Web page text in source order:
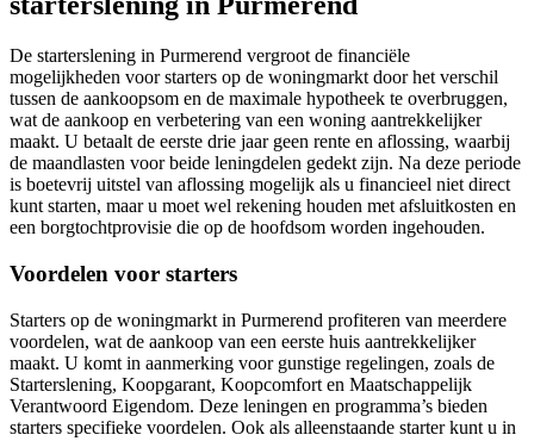
De starterslening in Purmerend vergroot de financiële
mogelijkheden voor starters op de woningmarkt door het verschil
tussen de aankoopsom en de maximale hypotheek te overbruggen,
wat de aankoop en verbetering van een woning aantrekkelijker
maakt. U betaalt de eerste drie jaar geen rente en aflossing, waarbij
de maandlasten voor beide leningdelen gedekt zijn. Na deze periode
is boetevrij uitstel van aflossing mogelijk als u financieel niet direct
kunt starten, maar u moet wel rekening houden met afsluitkosten en
een borgtochtprovisie die op de hoofdsom worden ingehouden.
Voordelen voor starters
Starters op de woningmarkt in Purmerend profiteren van meerdere
voordelen, wat de aankoop van een eerste huis aantrekkelijker
maakt. U komt in aanmerking voor gunstige regelingen, zoals de
Starterslening, Koopgarant, Koopcomfort en Maatschappelijk
Verantwoord Eigendom. Deze leningen en programma’s bieden
starters specifieke voordelen. Ook als alleenstaande starter kunt u in